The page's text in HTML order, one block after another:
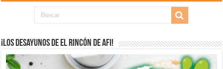
¡Los desayunos de El Rincón de Afi!